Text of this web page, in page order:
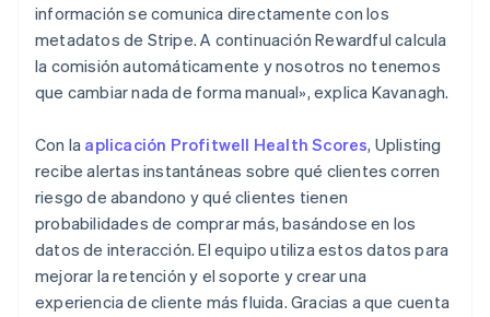
información se comunica directamente con los
metadatos de Stripe. A continuación Rewardful calcula
la comisión automáticamente y nosotros no tenemos
que cambiar nada de forma manual», explica Kavanagh.
Con la aplicación Profitwell Health Scores, Uplisting
recibe alertas instantáneas sobre qué clientes corren
riesgo de abandono y qué clientes tienen
probabilidades de comprar más, basándose en los
datos de interacción. El equipo utiliza estos datos para
mejorar la retención y el soporte y crear una
experiencia de cliente más fluida. Gracias a que cuenta